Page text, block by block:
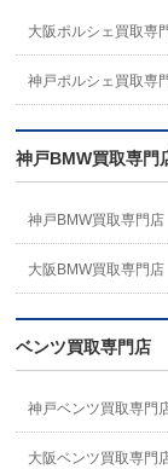
大阪ポルシェ買取専
神戸ポルシェ買取専
神戸BMW買取専門
神戸BMW買取専門店
大阪BMW買取専門店
ベンツ買取専門店
神戸ベンツ買取専門
大阪ベンツ買取専門